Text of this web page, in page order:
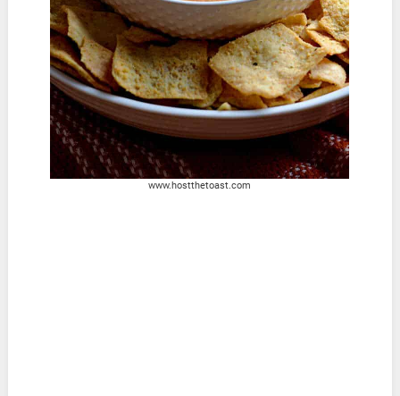
www.hostthetoast.com